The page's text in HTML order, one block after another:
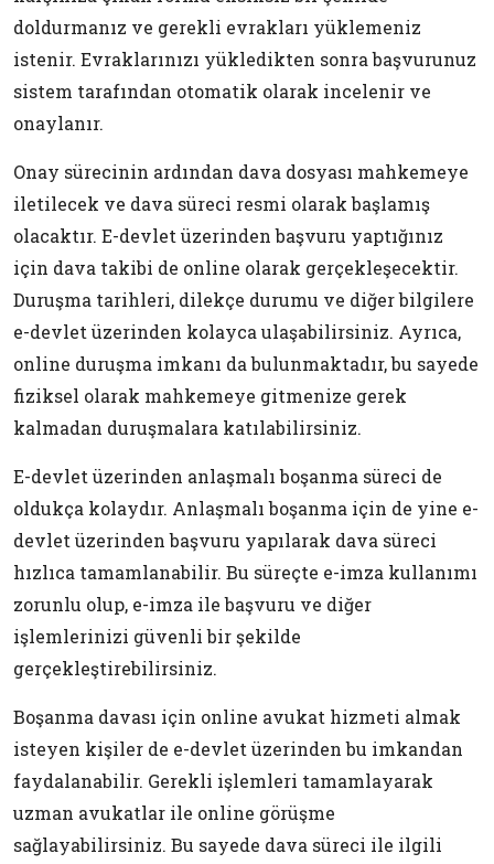
doldurmanız ve gerekli evrakları yüklemeniz
istenir. Evraklarınızı yükledikten sonra başvurunuz
sistem tarafından otomatik olarak incelenir ve
onaylanır.
Onay sürecinin ardından dava dosyası mahkemeye
iletilecek ve dava süreci resmi olarak başlamış
olacaktır. E-devlet üzerinden başvuru yaptığınız
için dava takibi de online olarak gerçekleşecektir.
Duruşma tarihleri, dilekçe durumu ve diğer bilgilere
e-devlet üzerinden kolayca ulaşabilirsiniz. Ayrıca,
online duruşma imkanı da bulunmaktadır, bu sayede
fiziksel olarak mahkemeye gitmenize gerek
kalmadan duruşmalara katılabilirsiniz.
E-devlet üzerinden anlaşmalı boşanma süreci de
oldukça kolaydır. Anlaşmalı boşanma için de yine e-
devlet üzerinden başvuru yapılarak dava süreci
hızlıca tamamlanabilir. Bu süreçte e-imza kullanımı
zorunlu olup, e-imza ile başvuru ve diğer
işlemlerinizi güvenli bir şekilde
gerçekleştirebilirsiniz.
Boşanma davası için online avukat hizmeti almak
isteyen kişiler de e-devlet üzerinden bu imkandan
faydalanabilir. Gerekli işlemleri tamamlayarak
uzman avukatlar ile online görüşme
sağlayabilirsiniz. Bu sayede dava süreci ile ilgili